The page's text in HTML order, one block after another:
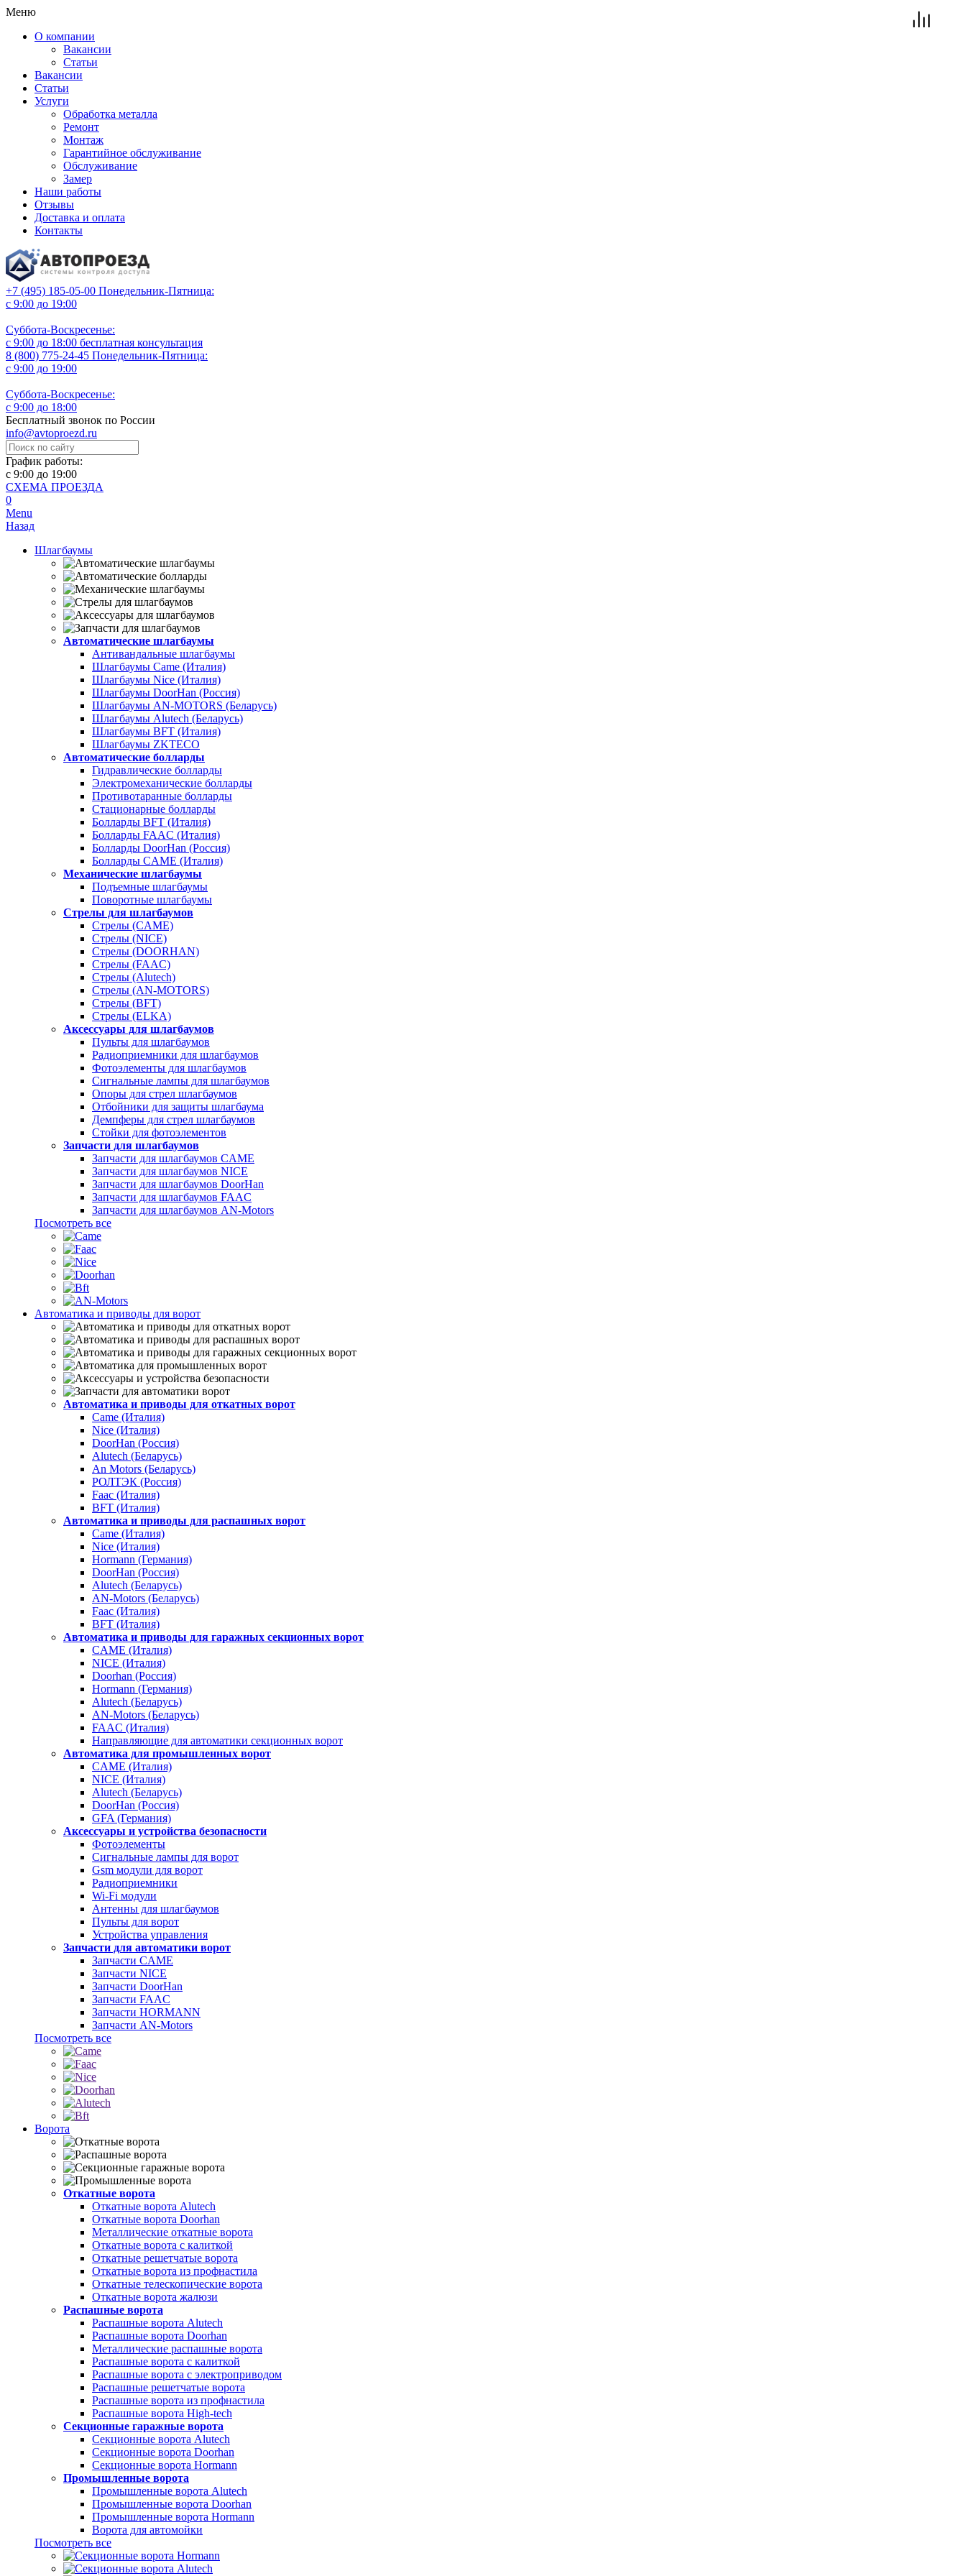
Меню
О компании
Вакансии
Статьи
Вакансии
Статьи
Услуги
Обработка металла
Ремонт
Монтаж
Гарантийное обслуживание
Обслуживание
Замер
Наши работы
Отзывы
Доставка и оплата
Контакты
+7 (495) 185-05-00 Понедельник-Пятница:
с 9:00 до 19:00
Суббота-Воскресенье:
с 9:00 до 18:00 бесплатная консультация
8 (800) 775-24-45 Понедельник-Пятница:
с 9:00 до 19:00
Суббота-Воскресенье:
с 9:00 до 18:00
Бесплатный звонок по России
info@avtoproezd.ru
График работы:
с 9:00 до 19:00
СХЕМА ПРОЕЗДА
0
Menu
Назад
Шлагбаумы
Автоматические шлагбаумы
Антивандальные шлагбаумы
Шлагбаумы Came (Италия)
Шлагбаумы Nice (Италия)
Шлагбаумы DoorHan (Россия)
Шлагбаумы AN-MOTORS (Беларусь)
Шлагбаумы Alutech (Беларусь)
Шлагбаумы BFT (Италия)
Шлагбаумы ZKTECO
Автоматические болларды
Гидравлические болларды
Электромеханические болларды
Противотаранные болларды
Стационарные болларды
Болларды BFT (Италия)
Болларды FAAC (Италия)
Болларды DoorHan (Россия)
Болларды CAME (Италия)
Механические шлагбаумы
Подъемные шлагбаумы
Поворотные шлагбаумы
Стрелы для шлагбаумов
Стрелы (CAME)
Стрелы (NICE)
Стрелы (DOORHAN)
Стрелы (FAAC)
Стрелы (Alutech)
Стрелы (AN-MOTORS)
Стрелы (BFT)
Стрелы (ELKA)
Аксессуары для шлагбаумов
Пульты для шлагбаумов
Радиоприемники для шлагбаумов
Фотоэлементы для шлагбаумов
Сигнальные лампы для шлагбаумов
Опоры для стрел шлагбаумов
Отбойники для защиты шлагбаума
Демпферы для стрел шлагбаумов
Стойки для фотоэлементов
Запчасти для шлагбаумов
Запчасти для шлагбаумов CAME
Запчасти для шлагбаумов NICE
Запчасти для шлагбаумов DoorHan
Запчасти для шлагбаумов FAAC
Запчасти для шлагбаумов AN-Motors
Посмотреть все
Автоматика и приводы для ворот
Автоматика и приводы для откатных ворот
Came (Италия)
Nice (Италия)
DoorHan (Россия)
Alutech (Беларусь)
An Motors (Беларусь)
РОЛТЭК (Россия)
Faac (Италия)
BFT (Италия)
Автоматика и приводы для распашных ворот
Came (Италия)
Nice (Италия)
Hormann (Германия)
DoorHan (Россия)
Alutech (Беларусь)
AN-Motors (Беларусь)
Faac (Италия)
BFT (Италия)
Автоматика и приводы для гаражных секционных ворот
CAME (Италия)
NICE (Италия)
Doorhan (Россия)
Hormann (Германия)
Alutech (Беларусь)
AN-Motors (Беларусь)
FAAC (Италия)
Направляющие для автоматики секционных ворот
Автоматика для промышленных ворот
CAME (Италия)
NICE (Италия)
Alutech (Беларусь)
DoorHan (Россия)
GFA (Германия)
Аксессуары и устройства безопасности
Фотоэлементы
Сигнальные лампы для ворот
Gsm модули для ворот
Радиоприемники
Wi-Fi модули
Антенны для шлагбаумов
Пульты для ворот
Устройства управления
Запчасти для автоматики ворот
Запчасти CAME
Запчасти NICE
Запчасти DoorHan
Запчасти FAAC
Запчасти HORMANN
Запчасти AN-Motors
Посмотреть все
Ворота
Откатные ворота
Откатные ворота Alutech
Откатные ворота Doorhan
Металлические откатные ворота
Откатные ворота с калиткой
Откатные решетчатые ворота
Откатные ворота из профнастила
Откатные телескопические ворота
Откатные ворота жалюзи
Распашные ворота
Распашные ворота Alutech
Распашные ворота Doorhan
Металлические распашные ворота
Распашные ворота с калиткой
Распашные ворота с электроприводом
Распашные решетчатые ворота
Распашные ворота из профнастила
Распашные ворота High-tech
Секционные гаражные ворота
Секционные ворота Alutech
Секционные ворота Doorhan
Секционные ворота Hormann
Промышленные ворота
Промышленные ворота Alutech
Промышленные ворота Doorhan
Промышленные ворота Hormann
Ворота для автомойки
Посмотреть все